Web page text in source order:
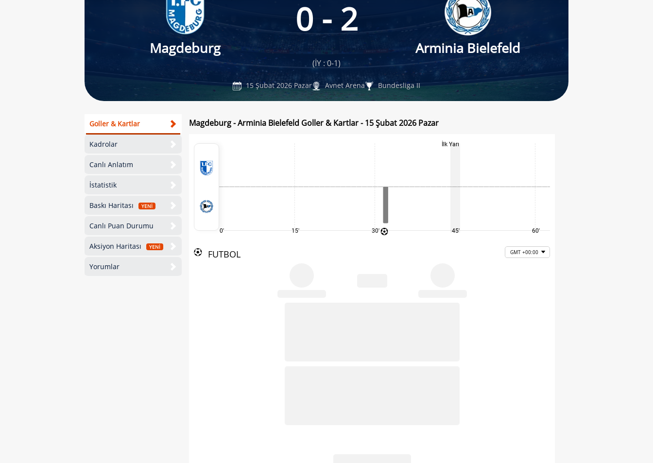
Magdeburg
0 - 2
Arminia Bielefeld
(İY : 0-1)
15 Şubat 2026 Pazar Avnet Arena Bundesliga II
Goller & Kartlar
Kadrolar
Canlı Anlatım
İstatistik
Baskı Haritası YENİ
Canlı Puan Durumu
Aksiyon Haritası YENİ
Yorumlar
Magdeburg - Arminia Bielefeld Goller & Kartlar - 15 Şubat 2026 Pazar
0' 15' 30'
İlk Yarı
45' 60'
FUTBOL GMT +00:00